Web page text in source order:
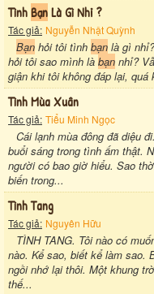
TìnhBạnLà Gì Nhỉ ?
Tác giả: Nguyễn Nhật Quỳnh
Bạn hỏi tôi tình bạn là gì
hỏi tôi sao mình là bạn nhỉ?
giận khi tôi không đáp lại,
Tình Mùa Xuân
Tác giả: Tiểu Minh Ngọc
Cái lạnh mùa đông đã diệu
buổi sáng trong tình ấm thật.
người có bao giờ hiểu. Sao
biến trong...
Tình Tang
Tác giả: Nguyên Hữu
TÌNH TANG. Tôi nào có
nào. Kể sao, biết kể làm sao.
ngồi nhớ lại thôi. Một khung
thế...